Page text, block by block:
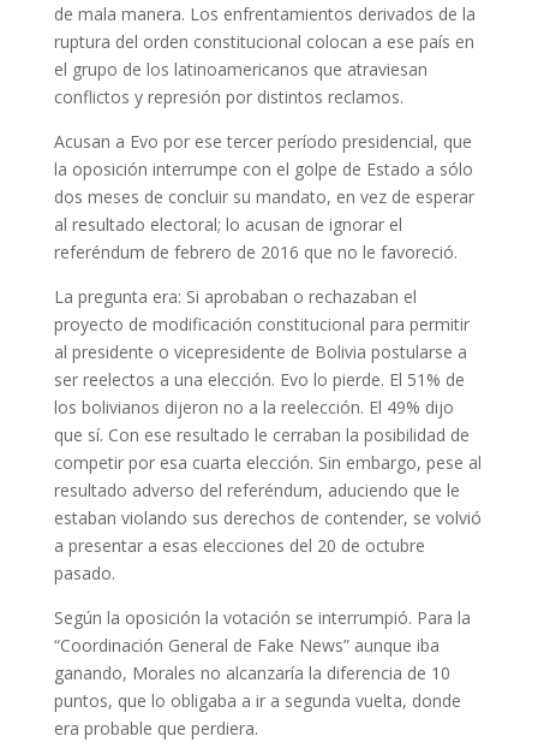
de mala manera. Los enfrentamientos derivados de la
ruptura del orden constitucional colocan a ese país en
el grupo de los latinoamericanos que atraviesan
conflictos y represión por distintos reclamos.
Acusan a Evo por ese tercer período presidencial, que
la oposición interrumpe con el golpe de Estado a sólo
dos meses de concluir su mandato, en vez de esperar
al resultado electoral; lo acusan de ignorar el
referéndum de febrero de 2016 que no le favoreció.
La pregunta era: Si aprobaban o rechazaban el
proyecto de modificación constitucional para permitir
al presidente o vicepresidente de Bolivia postularse a
ser reelectos a una elección. Evo lo pierde. El 51% de
los bolivianos dijeron no a la reelección. El 49% dijo
que sí. Con ese resultado le cerraban la posibilidad de
competir por esa cuarta elección. Sin embargo, pese al
resultado adverso del referéndum, aduciendo que le
estaban violando sus derechos de contender, se volvió
a presentar a esas elecciones del 20 de octubre
pasado.
Según la oposición la votación se interrumpió. Para la
“Coordinación General de Fake News” aunque iba
ganando, Morales no alcanzaría la diferencia de 10
puntos, que lo obligaba a ir a segunda vuelta, donde
era probable que perdiera.